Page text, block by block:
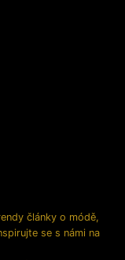
články o módě,
se s námi na